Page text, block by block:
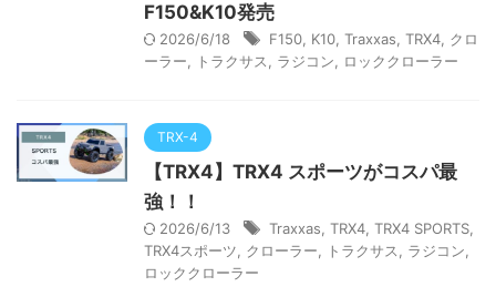
F150&K10発売
2026/6/18 F150, K10, Traxxas, TRX4, クロ
ーラー, トラクサス, ラジコン, ロッククローラー
TRX-4
【TRX4】TRX4 スポーツがコスパ最
強！！
2026/6/13 Traxxas, TRX4, TRX4 SPORTS,
TRX4スポーツ, クローラー, トラクサス, ラジコン,
ロッククローラー